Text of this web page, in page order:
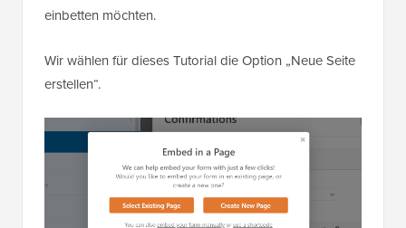
einbetten möchten.
Wir wählen für dieses Tutorial die Option „Neue Seite
erstellen“.